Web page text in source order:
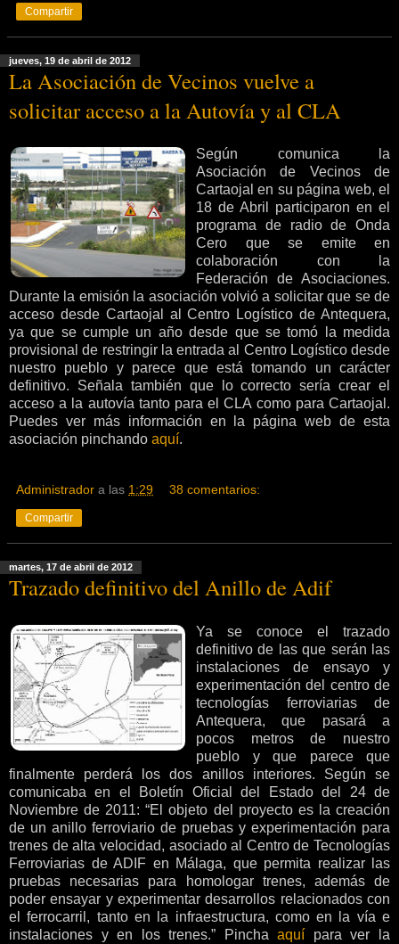
Compartir
jueves, 19 de abril de 2012
La Asociación de Vecinos vuelve a
solicitar acceso a la Autovía y al CLA
Según comunica la
Asociación de Vecinos de
Cartaojal en su página web, el
18 de Abril participaron en el
programa de radio de Onda
Cero que se emite en
colaboración con la
Federación de Asociaciones.
Durante la emisión la asociación volvió a solicitar que se de
acceso desde Cartaojal al Centro Logístico de Antequera,
ya que se cumple un año desde que se tomó la medida
provisional de restringir la entrada al Centro Logístico desde
nuestro pueblo y parece que está tomando un carácter
definitivo. Señala también que lo correcto sería crear el
acceso a la autovía tanto para el CLA como para Cartaojal.
Puedes ver más información en la página web de esta
asociación pinchando aquí.
Administrador a las 1:29 38 comentarios:
Compartir
martes, 17 de abril de 2012
Trazado definitivo del Anillo de Adif
Ya se conoce el trazado
definitivo de las que serán las
instalaciones de ensayo y
experimentación del centro de
tecnologías ferroviarias de
Antequera, que pasará a
pocos metros de nuestro
pueblo y que parece que
finalmente perderá los dos anillos interiores. Según se
comunicaba en el Boletín Oficial del Estado del 24 de
Noviembre de 2011: “El objeto del proyecto es la creación
de un anillo ferroviario de pruebas y experimentación para
trenes de alta velocidad, asociado al Centro de Tecnologías
Ferroviarias de ADIF en Málaga, que permita realizar las
pruebas necesarias para homologar trenes, además de
poder ensayar y experimentar desarrollos relacionados con
el ferrocarril, tanto en la infraestructura, como en la vía e
instalaciones y en los trenes.” Pinchaaquí para ver la